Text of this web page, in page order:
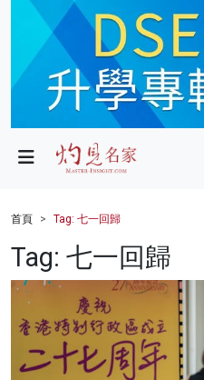
政局
財經
健康
商業
科技
首頁 Tag: 七一回歸
Tag: 七一回歸